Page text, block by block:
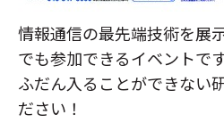
情報通信の最先端技術を展
でも参加できるイベントです
ふだん入ることができない
ださい！